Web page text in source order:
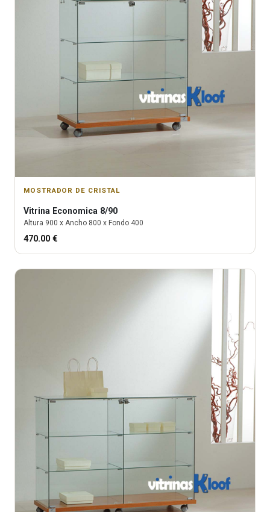
MOSTRADOR DE CRISTAL
Vitrina Economica 8/90
Altura 900 x Ancho 800 x Fondo 400
470.00 €